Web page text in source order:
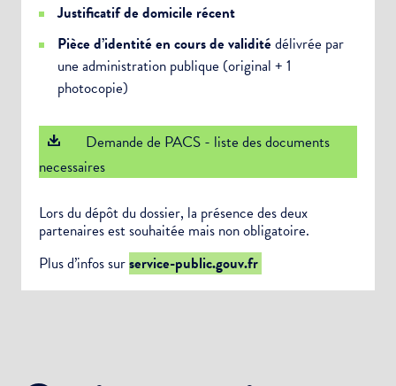
Justificatif de domicile récent
Pièce d’identité en cours de validitédélivrée par
une administration publique (original + 1
photocopie)
Demande de PACS - liste des documents
necessaires
Lors du dépôt du dossier, la présence des deux
partenaires est souhaitée mais non obligatoire.
Plus d’infos surservice-public.gouv.fr